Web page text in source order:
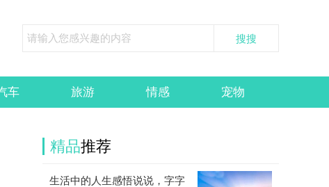
车 旅游 情感 宠物
精品推荐
生活中的人生感悟说说，字字